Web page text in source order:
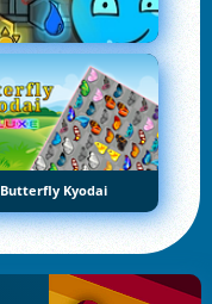
Butterfly Kyodai